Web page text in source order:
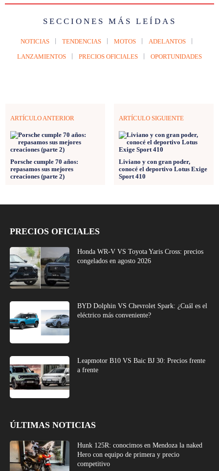
SECCIONES MÁS LEÍDAS
NOTICIAS TENDENCIAS MOTOS ADELANTOS
LANZAMIENTOS PRECIOS OFICIALES OPORTUNIDADES
ARTÍCULO ANTERIOR
Porsche cumple 70 años:
repasamos sus mejores
creaciones (parte 2)
ARTÍCULO SIGUIENTE
Liviano y con gran poder,
conocé el deportivo Lotus Exige
Sport 410
PRECIOS OFICIALES
Honda WR-V VS Toyota Yaris Cross: precios
congelados en agosto 2026
BYD Dolphin VS Chevrolet Spark: ¿Cuál es el
eléctrico más conveniente?
Leapmotor B10 VS Baic BJ 30: Precios frente
a frente
ÚLTIMAS NOTICIAS
Hunk 125R: conocimos en Mendoza la naked
Hero con equipo de primera y precio
competitivo